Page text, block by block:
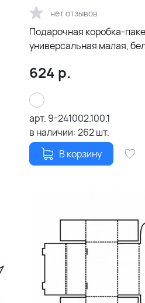
нет отзывов
Подарочная коробка-
универсальная малая,
624 р.
арт. 9-241002.100.1
в наличии:262шт.
В корзину